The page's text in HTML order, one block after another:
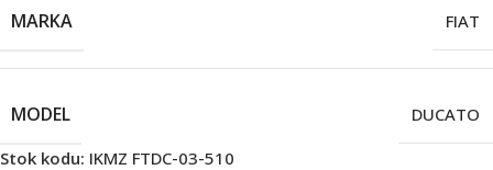
MARKA FIAT
MODEL
DUCATO
Stok kodu: IKMZ FTDC-03-510